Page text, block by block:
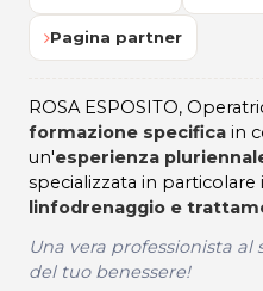
Pagina partner
ROSA ESPOSITO,
formazione specifica in
un'esperienza
specializzata in particolare
linfodrenaggio e
Una vera professionista al
del tuo benessere!